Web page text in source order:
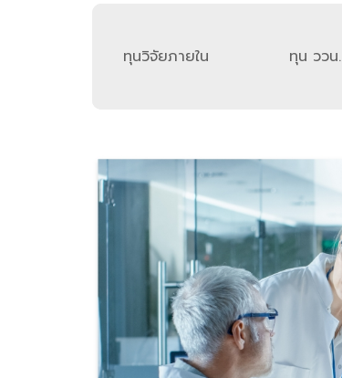
ทุนวิจัย​ภายใน ทุน ววน.